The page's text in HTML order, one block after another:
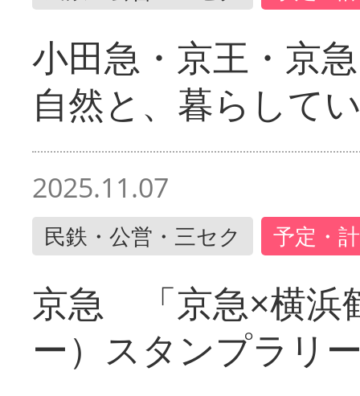
小田急・京王・京
自然と、暮らして
2025.11.07
民鉄・公営・三セク 予定・
京急 「京急×横浜
ー）スタンプラリ